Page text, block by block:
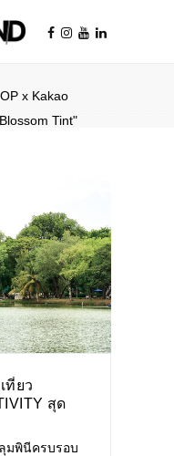
x Kakao
Tint"
ที่ยว
สุด
มพินีครบรอบ